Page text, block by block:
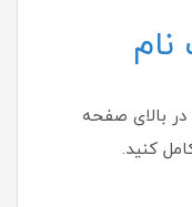
در بالای صفحه
کنید.